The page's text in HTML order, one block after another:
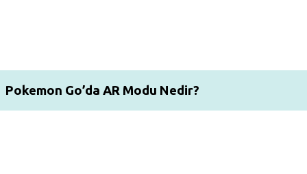
Pokemon Go’da AR Modu Nedir?